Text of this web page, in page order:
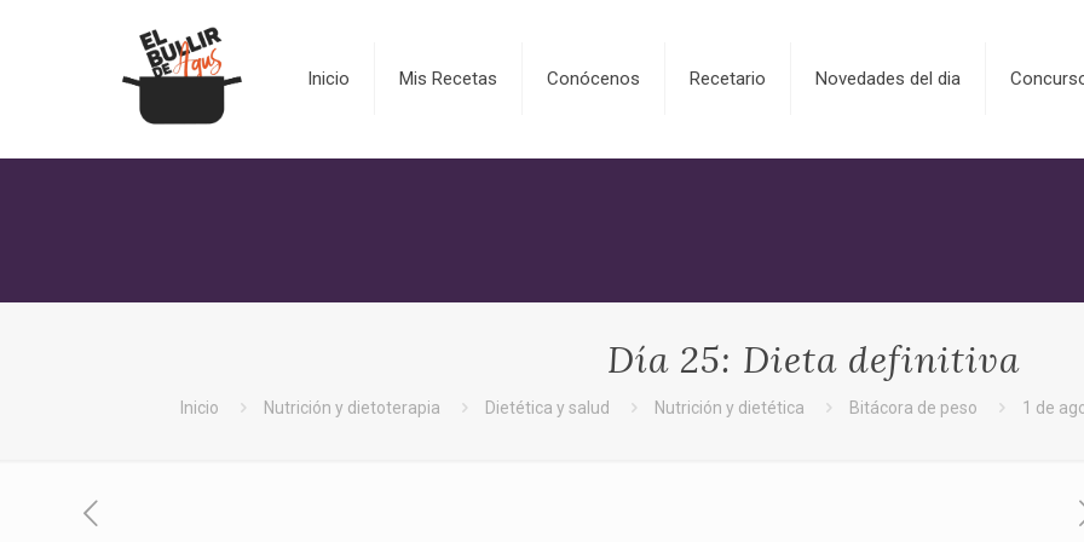
Inicio Mis Recetas Conócenos Recetario Novedades del dia
Día 25: Dieta definitiva
Inicio Nutrición y dietoterapia Dietética y salud Nutrición y dietética Bitácora de peso 1 de